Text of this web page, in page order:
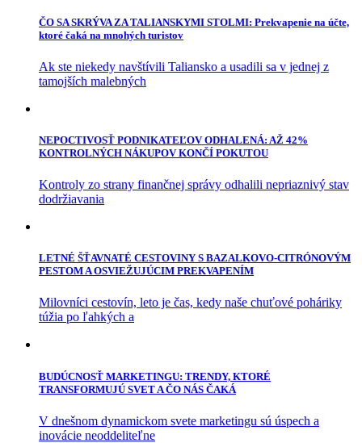
ČO SA SKRÝVA ZA TALIANSKYMI STOLMI: Prekvapenie na účte,
ktoré čaká na mnohých turistov
Ak ste niekedy navštívili Taliansko a usadili sa v jednej z
tamojších malebných
NEPOCTIVOSŤ PODNIKATEĽOV ODHALENÁ: AŽ 42%
KONTROLNÝCH NÁKUPOV KONČÍ POKUTOU
Kontroly zo strany finančnej správy odhalili nepriaznivý stav
dodržiavania
LETNÉ ŠŤAVNATÉ CESTOVINY S BAZALKOVO-CITRÓNOVÝM
PESTOM A OSVIEŽUJÚCIM PREKVAPENÍM
Milovníci cestovín, leto je čas, kedy naše chuťové poháriky
túžia po ľahkých a
BUDÚCNOSŤ MARKETINGU: TRENDY, KTORÉ
TRANSFORMUJÚ SVET A ČO NÁS ČAKÁ
V dnešnom dynamickom svete marketingu sú úspech a
inovácie neoddeliteľne